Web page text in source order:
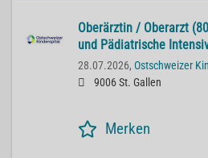
Oberärztin / Oberarzt
und Pädiatrische
28.07.2026, Ostschweizer
9006 St. Gallen
Merken